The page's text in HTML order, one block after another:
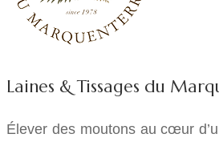
Laines & Tissages du
Élever des moutons au cœur